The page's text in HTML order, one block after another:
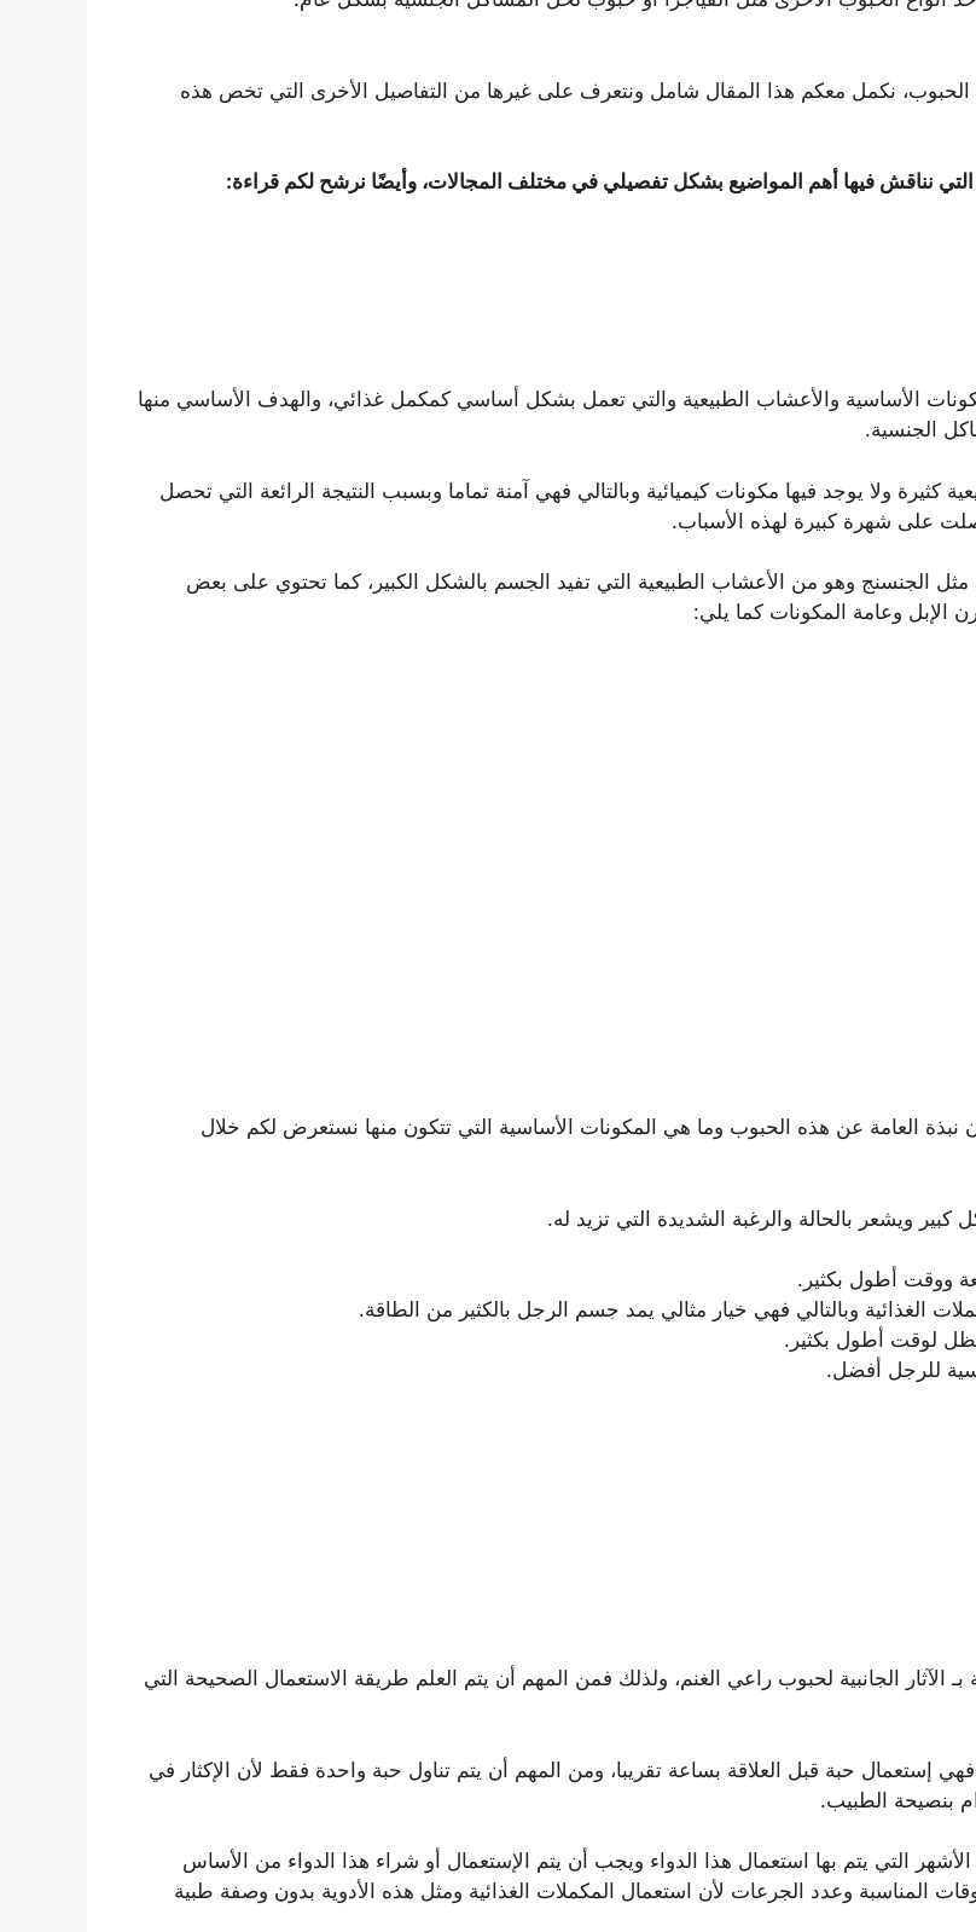
الحبوب، نكمل معكم هذا المقال شامل ونتعرف على غيرها من التفاصيل الأخرى التي تخص هذه
التي نناقش فيها أهم المواضيع بشكل تفصيلي في مختلف المجالات، وأيضًا نرشح لكم قراءة:
الأساسية والأعشاب الطبيعية والتي تعمل بشكل أساسي كمكمل غذائي، والهدف الأساسي منها
الجنسية.
ولا يوجد فيها مكونات كيميائية وبالتالي فهي آمنة تماما وبسبب النتيجة الرائعة التي تحصل
على شهرة كبيرة لهذه الأسباب.
الجنسنج وهو من الأعشاب الطبيعية التي تفيد الجسم بالشكل الكبير، كما تحتوي على بعض
الإبل وعامة المكونات كما يلي:
أن نبذة العامة عن هذه الحبوب وما هي المكونات الأساسية التي تتكون منها نستعرض لكم خلال
ويشعر بالحالة والرغبة الشديدة التي تزيد له.
ووقت أطول بكثير.
الغذائية وبالتالي فهي خيار مثالي يمد جسم الرجل بالكثير من الطاقة.
لوقت أطول بكثير.
للرجل أفضل.
الآثار الجانبية لحبوب راعي الغنم، ولذلك فمن المهم أن يتم العلم طريقة الاستعمال الصحيحة التي
إستعمال حبة قبل العلاقة بساعة تقريبا، ومن المهم أن يتم تناول حبة واحدة فقط لأن الإكثار في
بنصيحة الطبيب.
التي يتم بها استعمال هذا الدواء ويجب أن يتم الإستعمال أو شراء هذا الدواء من الأساس
المناسبة وعدد الجرعات لأن استعمال المكملات الغذائية ومثل هذه الأدوية بدون وصفة طبية